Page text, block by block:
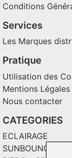
Conditions
Services
Les Marques
Pratique
Utilisation des
Mentions Légales
Nous contacter
CATEGORIES
ECLAIRAGE
SUNBOUNCE